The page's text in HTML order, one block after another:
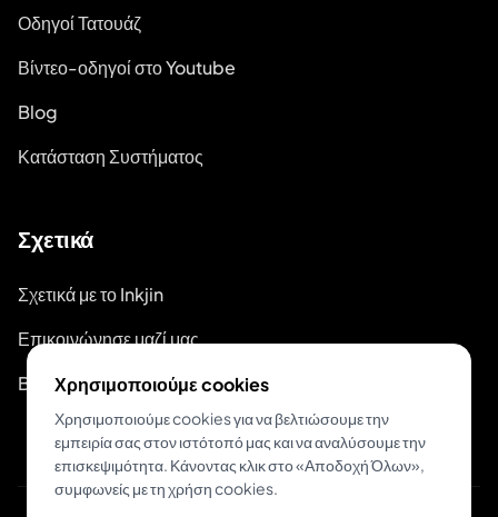
Οδηγοί Τατουάζ
Βίντεο-οδηγοί στο Youtube
Blog
Κατάσταση Συστήματος
Σχετικά
Σχετικά με το Inkjin
Επικοινώνησε μαζί μας
Branding Kit
Χρησιμοποιούμε cookies
Χρησιμοποιούμε cookies για να βελτιώσουμε την
εμπειρία σας στον ιστότοπό μας και να αναλύσουμε την
επισκεψιμότητα. Κάνοντας κλικ στο «Αποδοχή Όλων»,
συμφωνείς με τη χρήση cookies.